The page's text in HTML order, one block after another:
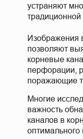
Изображения
позволяют
корневые
перфорации,
поражающие
устраняют
традиционной
Многие
важность
каналов в
оптимального